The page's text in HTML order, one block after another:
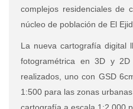
complejos residenciales de
núcleo de población de El
La nueva cartografía digital
fotogramétrica en 3D y
realizados, uno con GSD
1:500 para las zonas